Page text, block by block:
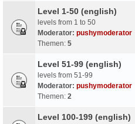
Level 1-50 (english)
levels from 1 to 50
Moderator: pushymoderator
Themen: 5
Level 51-99 (english)
levels from 51-99
Moderator: pushymoderator
Themen: 2
Level 100-199 (english)